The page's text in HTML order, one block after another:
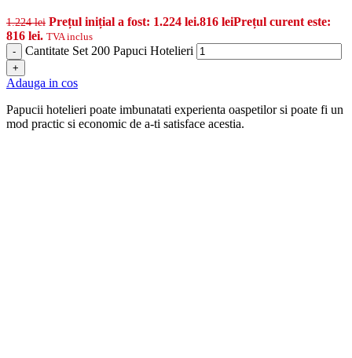
1.224lei Prețul inițial a fost: 1.224 lei.816 leiPrețul curent este:
816 lei. TVA inclus
-
Cantitate Set 200 Papuci Hotelieri
+
Adauga in cos
Papucii hotelieri poate imbunatati experienta oaspetilor si poate fi un
mod practic si economic de a-ti satisface acestia.